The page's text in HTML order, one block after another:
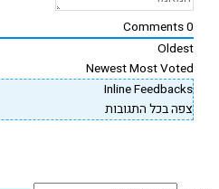
Newest Most
Inline
בכל התגובות